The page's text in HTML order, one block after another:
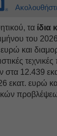
τα ίδια
του
ευρώ και
12.439
εκατ. ευρώ